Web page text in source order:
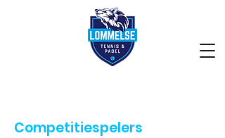
Competitiespelers